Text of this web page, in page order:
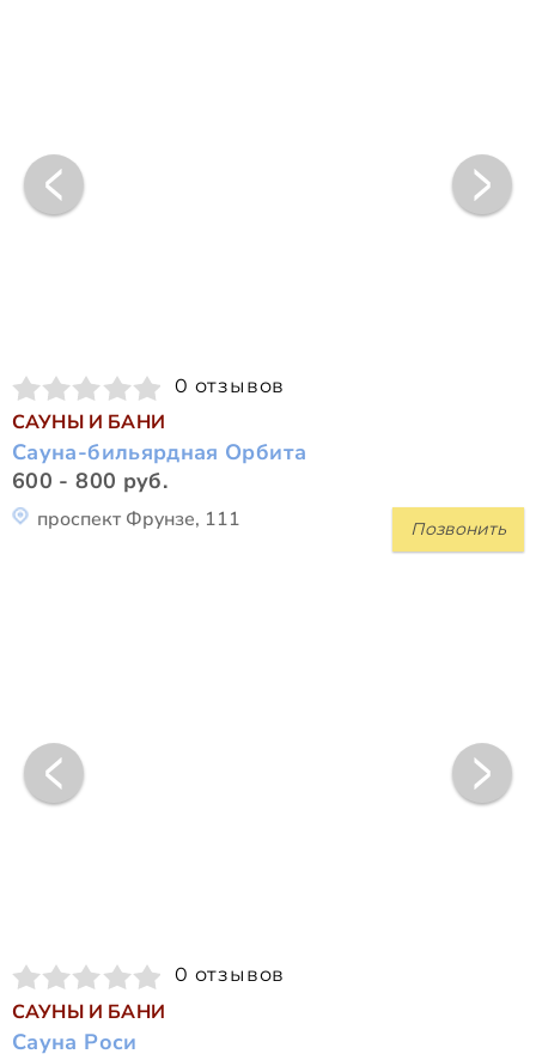
0 отзывов
САУНЫ И БАНИ
Сауна-бильярдная Орбита
600 - 800 руб.
Позвонить
проспект Фрунзе, 111
0 отзывов
САУНЫ И БАНИ
Сауна Роси